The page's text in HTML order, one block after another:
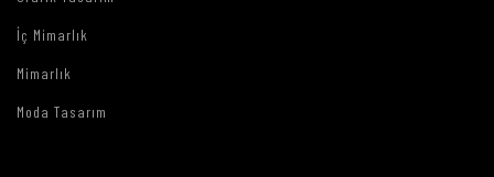
İç Mimarlık
Mimarlık
Moda Tasarım